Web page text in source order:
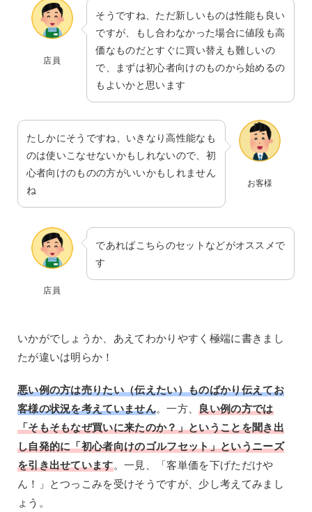
店員
そうですね、ただ新しいものは性能も良い
ですが、もし合わなかった場合に値段も高
価なものだとすぐに買い替えも難しいの
で、まずは初心者向けのものから始めるの
もよいかと思います
お客様
たしかにそうですね、いきなり高性能なも
のは使いこなせないかもしれないので、初
心者向けのものの方がいいかもしれません
ね
店員
であればこちらのセットなどがオススメで
す
いかがでしょうか、あえてわかりやすく極端に書きまし
たが違いは明らか！
悪い例の方は売りたい（伝えたい）ものばかり伝えてお
客様の状況を考えていません。一方、良い例の方では
「そもそもなぜ買いに来たのか？」ということを聞き出
し自発的に「初心者向けのゴルフセット」というニーズ
を引き出せています。一見、「客単価を下げただけや
ん！」とつっこみを受けそうですが、少し考えてみまし
ょう。